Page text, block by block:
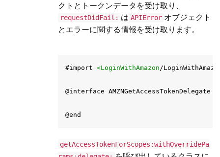
クトとトークンデータを受け取り、
requestDidFail: は APIError オブジェクト
とエラーに関する情報を受け取ります。
#import <LoginWithAmazon/
@interface AMZNGetAccessTokenDelegate
getAccessTokenForScopes:withOverridePa